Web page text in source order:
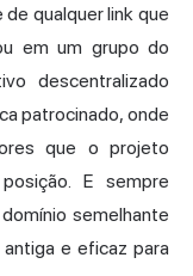
qualquer link que
em um grupo do
descentralizado
patrocinado, onde
que o projeto
E sempre
semelhante
e eficaz para